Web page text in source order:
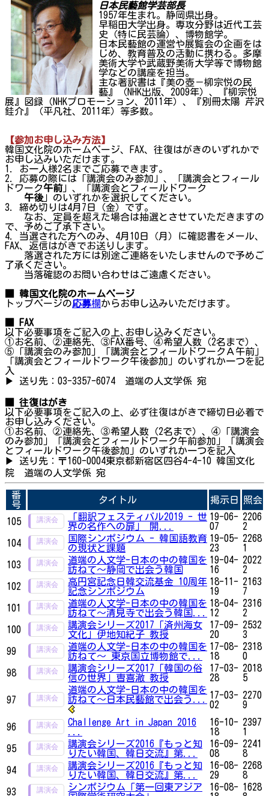
日本民藝館学芸部長
1957年生まれ。静岡県出身。
早稲田大学出身。専攻分野は近代工芸
史（特に民芸論）、博物館学。
日本民藝館の運営や展覧会の企画をは
じめ、教育普及の活動に携わる。多摩
美術大学や武蔵野美術大学等で博物館
学などの講座を担当。
主な著訳書は『美の壺－柳宗悦の民
藝』（NHK出版、2009年）、『柳宗悦
展』図録（NHKプロモーション、2011年）、『別冊太陽 芹沢
銈介』（平凡社、2011年）等多数。
【参加お申し込み方法】
韓国文化院のホームページ、FAX、往復はがきのいずれかで
お申し込みいただけます。
1. お一人様2名までご応募できます。
2. 応募の際には「講演会のみ参加」、「講演会とフィール
ドワーク午前」、「講演会とフィールドワーク
午後」のいずれかを選択してください。
3. 締め切りは4月7日（金）です。
なお、定員を超えた場合は抽選とさせていただきますの
で、予めご了承下さい。
4. 当選された方へのみ、4月10日（月）に確認書をメール、
FAX、返信はがきでお送りします。
落選された方には別途ご連絡をいたしませんので予めご
了承ください。
当落確認のお問い合わせはご遠慮ください。
■ 韓国文化院のホームページ
トップページの応募欄からお申し込みいただけます。
■ FAX
以下必要事項をご記入の上､お申し込みください。
①お名前、②連絡先、③FAX番号、④希望人数（2名まで）、
⑤「講演会のみ参加」「講演会とフィールドワークＡ午前」
「講演会とフィールドワーク午後参加」のいずれか一つを記
入
▶ 送り先：03-3357-6074 道端の人文学係 宛
■ 往復はがき
以下必要事項をご記入の上、必ず往復はがきで締切日必着で
お申し込みください。
①お名前、②連絡先、③希望人数（2名まで）、④「講演会
のみ参加」「講演会とフィールドワーク午前参加」「講演会
とフィールドワーク午後参加」のいずれか一つを記入
▶ 送り先：〒160-0004東京都新宿区四谷4-4-10 韓国文化
院 道端の人文学係 宛
番
号
タイトル 掲示日 照会
105
「翻訳フェスティバル2019 - 世
界の名作への扉」 開...
19-06-
07
2206
2
104
国際シンポジウム - 韓国語教育
の現状と課題
19-05-
23
2268
1
103
道端の人文学-日本の中の韓国を
訪ねて～静岡で出会う韓国
19-04-
16
2022
2
102
高円宮記念日韓交流基金 10周年
記念シンポジウム
18-11-
19
2163
7
101
道端の人文学-日本の中の韓国を
訪ねて～清見寺で出会う韓国...
18-04-
12
2316
2
100
講演会シリーズ2017「済州海女
文化」伊地知紀子 教授
17-09-
20
2532
3
99
道端の人文学-日本の中の韓国を
訪ねて～ 東京国立博物館で...
17-08-
18
2318
0
98
講演会シリーズ2017「韓国の俗
信の世界」曺喜澈 教授
17-03-
28
2018
5
97
道端の人文学-日本の中の韓国を
訪ねて～日本民藝館で出会う...
17-03-
02
2270
9
96
Challenge Art in Japan 2016
...
16-10-
18
2397
1
95
講演会シリーズ2016『もっと知
りたい韓国、韓日交流』第...
16-09-
08
2241
8
94
講演会シリーズ2016『もっと知
りたい韓国、韓日交流』第...
16-08-
29
2268
8
93
シンポジウム「第一回東アジア
16-08- 1628